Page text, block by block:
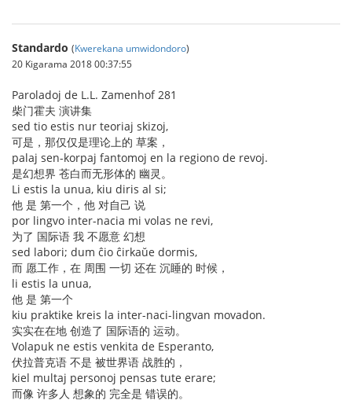
Standardo (Kwerekana umwidondoro)
20 Kigarama 2018 00:37:55
Paroladoj de L.L. Zamenhof 281
柴门霍夫 演讲集
sed tio estis nur teoriaj skizoj,
可是，那仅仅是理论上的 草案，
palaj sen-korpaj fantomoj en la regiono de revoj.
是幻想界 苍白而无形体的 幽灵。
Li estis la unua, kiu diris al si;
他 是 第一个，他 对自己 说
por lingvo inter-nacia mi volas ne revi,
为了 国际语 我 不愿意 幻想
sed labori; dum ĉio ĉirkaŭe dormis,
而 愿工作，在 周围 一切 还在 沉睡的 时候，
li estis la unua,
他 是 第一个
kiu praktike kreis la inter-naci-lingvan movadon.
实实在在地 创造了 国际语的 运动。
Volapuk ne estis venkita de Esperanto,
伏拉普克语 不是 被世界语 战胜的，
kiel multaj personoj pensas tute erare;
而像 许多人 想象的 完全是 错误的。